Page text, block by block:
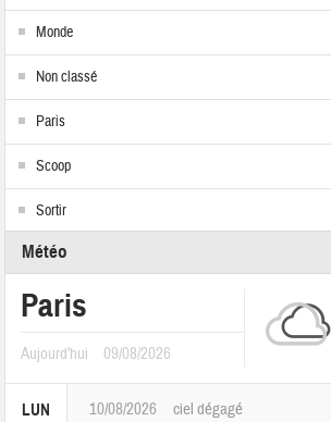
Monde
Non classé
Paris
Scoop
Sortir
Météo
Paris
Aujourd'hui 09/08/2026
LUN 10/08/2026 ciel dégagé